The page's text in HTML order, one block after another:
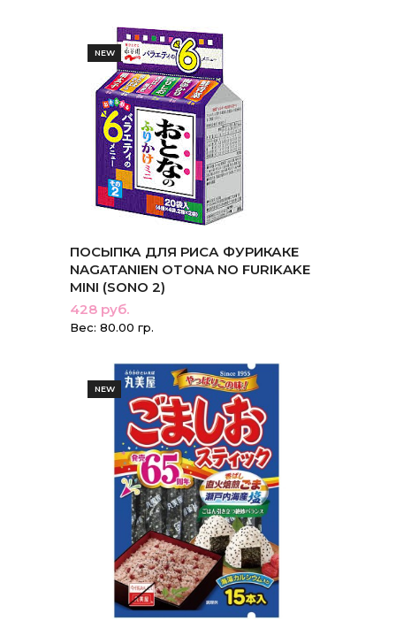
NEW
ПОСЫПКА ДЛЯ РИСА ФУРИКАКЕ
NAGATANIEN OTONA NO FURIKAKE
MINI (SONO 2)
428 руб.
Вес: 80.00 гр.
NEW